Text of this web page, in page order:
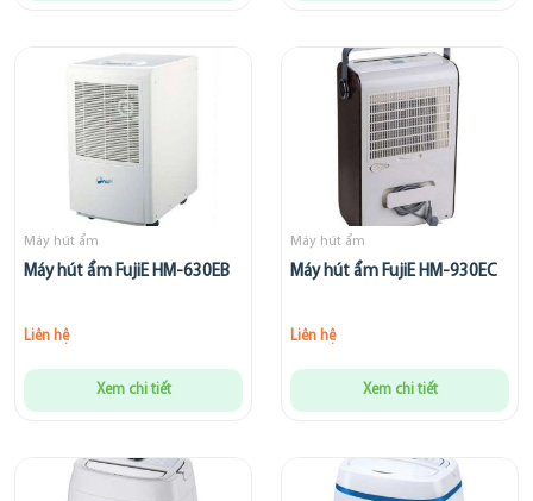
Máy hút ẩm
Máy hút ẩm FujiE HM-630EB
Liên hệ
Xem chi tiết
Máy hút ẩm
Máy hút ẩm FujiE HM-930EC
Liên hệ
Xem chi tiết